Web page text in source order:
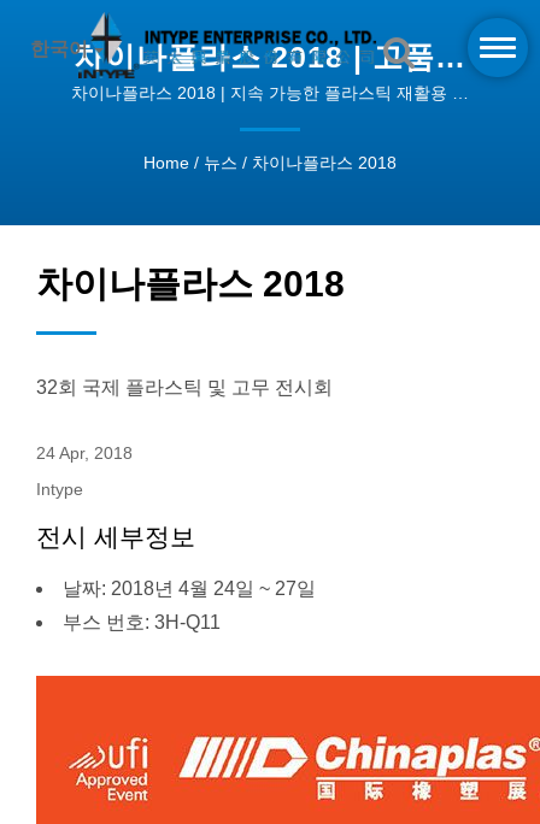
한국어차이나플라스 2018 | 고품질
압출기 기계 | INTYPE
차이나플라스 2018 | 지속 가능한 플라스틱 재활용 기
Home / 뉴스 / 차이나플라스 2018
차이나플라스 2018
32회 국제 플라스틱 및 고무 전시회
24 Apr, 2018
Intype
전시 세부정보
날짜: 2018년 4월 24일 ~ 27일
부스 번호: 3H-Q11